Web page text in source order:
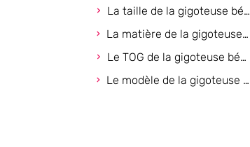
La taille de la gigoteuse bébé
La matière de la gigoteuse bébé
Le TOG de la gigoteuse bébé
Le modèle de la gigoteuse bébé